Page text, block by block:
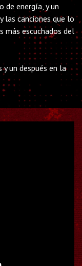
de energía, y un
las canciones que lo
más escuchados del
un después en la